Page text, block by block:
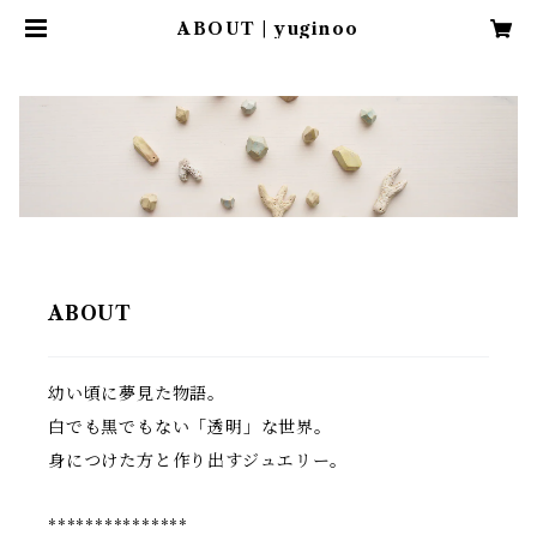
ABOUT | yuginoo
ABOUT
幼い頃に夢見た物語。
白でも黒でもない「透明」な世界。
身につけた方と作り出すジュエリー。
***************